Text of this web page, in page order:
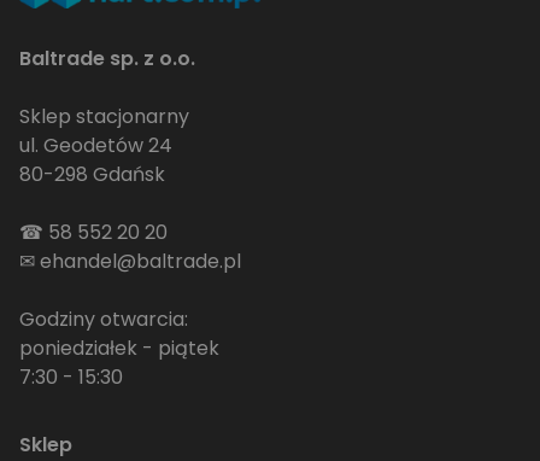
Baltrade sp. z o.o.
Sklep stacjonarny
ul. Geodetów 24
80-298 Gdańsk
☎ 58 552 20 20
✉ehandel@baltrade.pl
Godziny otwarcia:
poniedziałek - piątek
7:30 - 15:30
Sklep